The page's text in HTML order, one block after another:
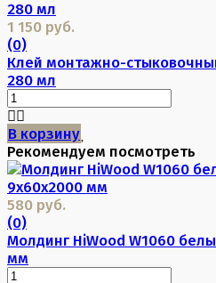
1 150 руб.
(0)
Клей монтажно-
280 мл
В корзину
Рекомендуем посмотреть
580 руб.
(0)
Молдинг HiWood W1060
мм